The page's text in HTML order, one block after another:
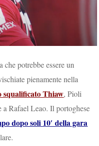
potrebbe essere un
pienamente nella
squalificato Thiaw, Pioli
Rafael Leao. Il portoghese
dopo soli 10′ della gara